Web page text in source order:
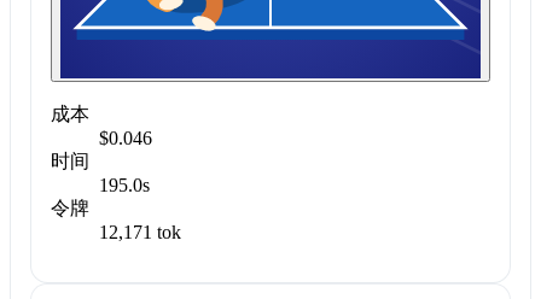
成本
$0.046
时间
195.0s
令牌
12,171 tok